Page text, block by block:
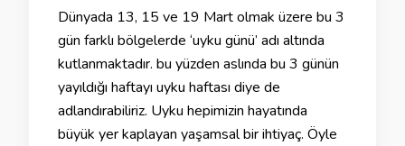
Dünyada 13, 15 ve 19 Mart olmak üzere bu 3
gün farklı bölgelerde ‘uyku günü’ adı altında
kutlanmaktadır. bu yüzden aslında bu 3 günün
yayıldığı haftayı uyku haftası diye de
adlandırabiliriz. Uyku hepimizin hayatında
büyük yer kaplayan yaşamsal bir ihtiyaç. Öyle